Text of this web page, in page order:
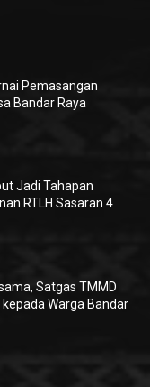
Pemasangan
Bandar Raya
Jadi Tahapan
RTLH Sasaran 4
Satgas TMMD
Warga Bandar